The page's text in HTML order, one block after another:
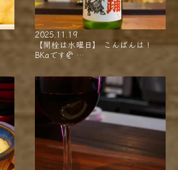
2025.11.19
【開栓は水曜日】 こんばんは！
BKaです🥐 …